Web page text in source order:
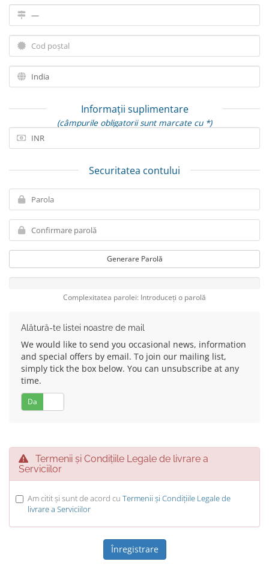
Informații suplimentare
(câmpurile obligatorii sunt marcate cu *)
Securitatea contului
Generare Parolă
Complexitatea parolei: Introduceți o parolă
Alătură-te listei noastre de mail
We would like to send you occasional news, information
and special offers by email. To join our mailing list,
simply tick the box below. You can unsubscribe at any
time.
Da
Termenii și Condițiile Legale de livrare a
Serviciilor
Am citit și sunt de acord cu Termenii și Condițiile Legale de
livrare a Serviciilor